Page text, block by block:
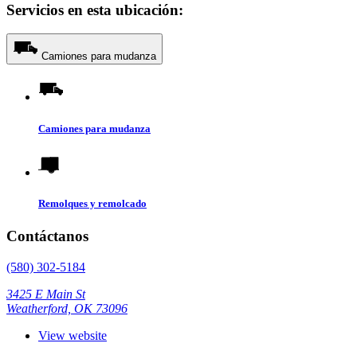
Servicios en esta ubicación:
Camiones para mudanza
Camiones para mudanza
Remolques y remolcado
Contáctanos
(580) 302-5184
3425 E Main St
Weatherford, OK 73096
View website